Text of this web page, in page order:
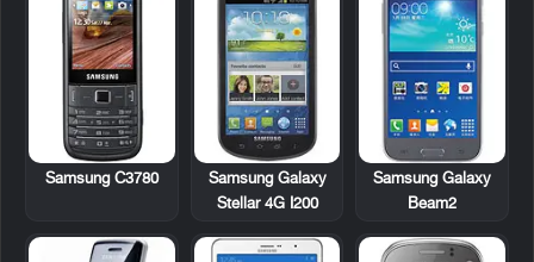
Samsung Galaxy
Beam2
Samsung Galaxy
Stellar 4G I200
Samsung C3780